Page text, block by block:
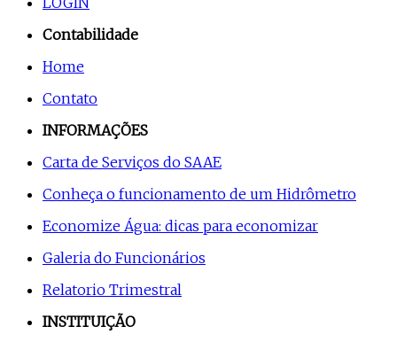
Contabilidade
Home
Contato
INFORMAÇÕES
Carta de Serviços do SAAE
Conheça o funcionamento de um Hidrômetro
Economize Água: dicas para economizar
Galeria do Funcionários
Relatorio Trimestral
INSTITUIÇÃO